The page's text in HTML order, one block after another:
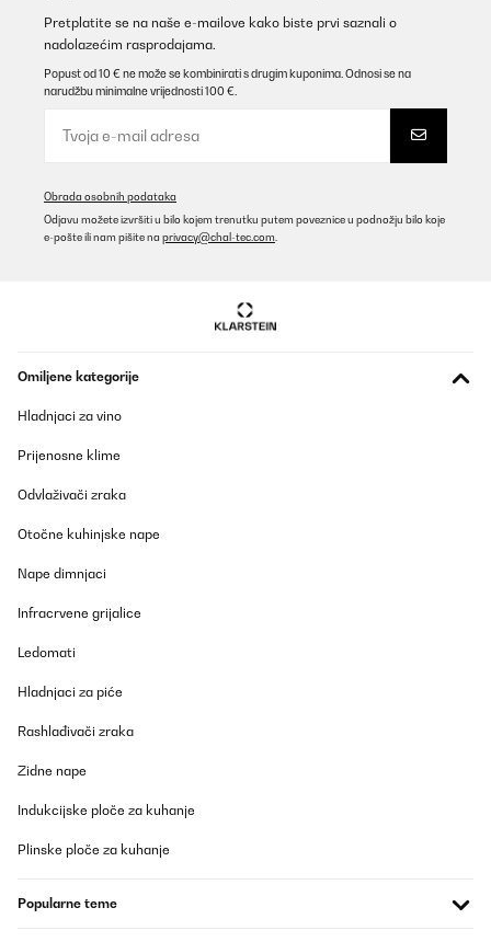
Pretplatite se na naše e-mailove kako biste prvi saznali o
nadolazećim rasprodajama.
Popust od 10 € ne može se kombinirati s drugim kuponima. Odnosi se na
narudžbu minimalne vrijednosti 100 €.
Obrada osobnih podataka
Odjavu možete izvršiti u bilo kojem trenutku putem poveznice u podnožju bilo koje
e-pošte ili nam pišite na privacy@chal-tec.com
Omiljene kategorije
Hladnjaci za vino
Prijenosne klime
Odvlaživači zraka
Otočne kuhinjske nape
Nape dimnjaci
Infracrvene grijalice
Ledomati
Hladnjaci za piće
Rashlađivači zraka
Zidne nape
Indukcijske ploče za kuhanje
Plinske ploče za kuhanje
Popularne teme